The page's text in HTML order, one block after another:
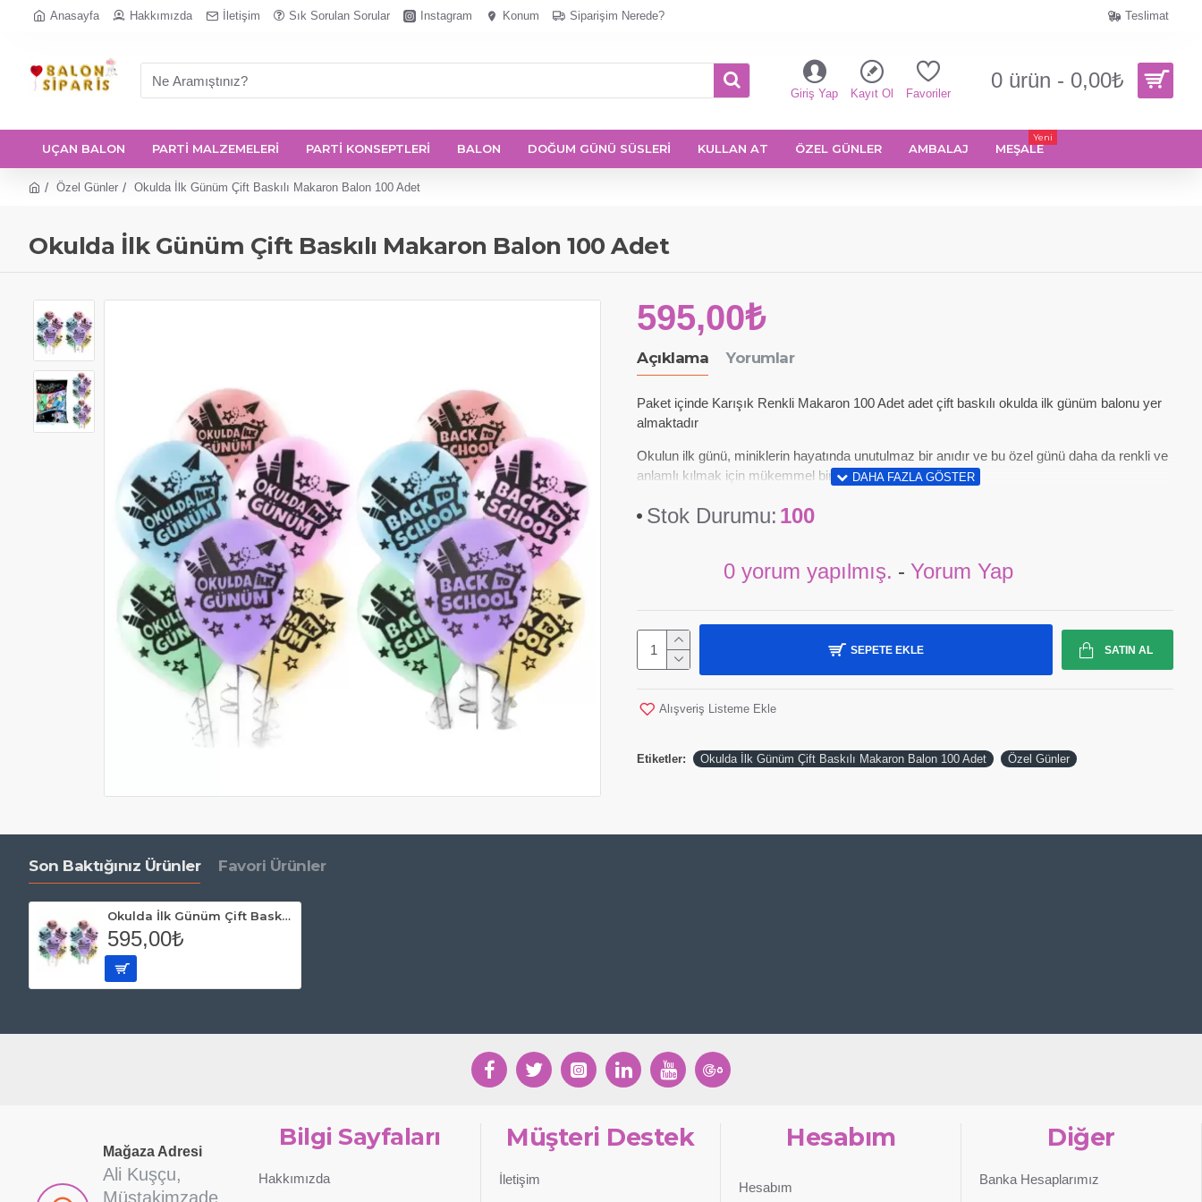
Anasayfa Hakkımızda İletişim Sık Sorulan Sorular Instagram Konum Siparişim Nerede? Teslimat
Giriş Yap Kayıt Ol Favoriler
0 ürün - 0,00₺
UÇAN BALON PARTİ MALZEMELERİ PARTİ KONSEPTLERİ BALON DOĞUM GÜNÜ SÜSLERİ KULLAN AT ÖZEL GÜNLER AMBALAJ MEŞALE
Yeni
Özel Günler Okulda İlk Günüm Çift Baskılı Makaron Balon 100 Adet
Okulda İlk Günüm Çift Baskılı Makaron Balon 100 Adet
Açıklama Yorumlar
Paket içinde Karışık Renkli Makaron 100 Adet adet çift baskılı okulda ilk günüm balonu yer
almaktadır
Okulun ilk günü, miniklerin hayatında unutulmaz bir anıdır ve bu özel günü daha da renkli ve
anlamlı kılmak için mükemmel bir seçenektir
Stok Durumu: 100
0 yorum yapılmış. - Yorum Yap
595,00₺
SEPETE EKLE SATIN AL
Alışveriş Listeme Ekle
Etiketler: Okulda İlk Günüm Çift Baskılı Makaron Balon 100 Adet Özel Günler
Son Baktığınız Ürünler Favori Ürünler
Okulda İlk Günüm Çift Baskılı Makaron Balon 100 Adet
595,00₺
Mağaza Adresi
Ali Kuşçu,
Müstakimzade
Bilgi Sayfaları
Hakkımızda
Müşteri Destek
İletişim
Hesabım
Hesabım
Diğer
Banka Hesaplarımız